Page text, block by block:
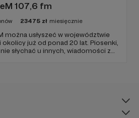
107,6 fm
23475 zł miesięcznie
można usłyszeć w województwie
okolicy już od ponad 20 lat. Piosenki,
słychać u innych, wiadomości z